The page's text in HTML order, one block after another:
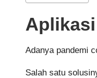
Adanya pandemi
Salah satu